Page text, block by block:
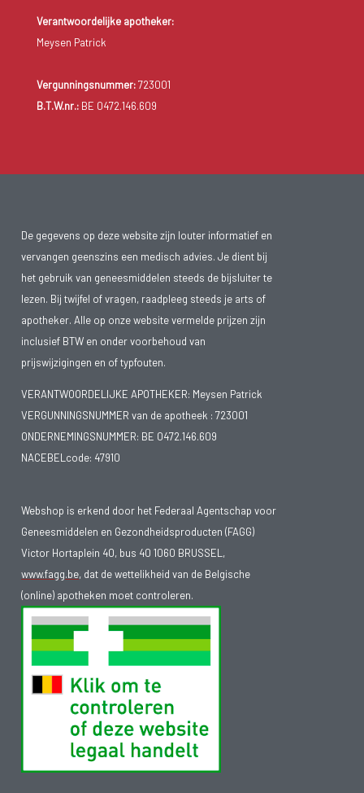
Verantwoordelijke apotheker:
Meysen Patrick
Vergunningsnummer:723001
B.T.W.nr.:BE 0472.146.609
De gegevens op deze website zijn louter informatief en
vervangen geenszins een medisch advies. Je dient bij
het gebruik van geneesmiddelen steeds de bijsluiter te
lezen. Bij twijfel of vragen, raadpleeg steeds je arts of
apotheker. Alle op onze website vermelde prijzen zijn
inclusief BTW en onder voorbehoud van
prijswijzigingen en of typfouten.
VERANTWOORDELIJKE APOTHEKER: Meysen Patrick
VERGUNNINGSNUMMER van de apotheek : 723001
ONDERNEMINGSNUMMER: BE 0472.146.609
NACEBELcode: 47910
Webshop is erkend door het Federaal Agentschap voor
Geneesmiddelen en Gezondheidsproducten (FAGG)
Victor Hortaplein 40, bus 40 1060 BRUSSEL,
www.fagg.be, dat de wettelikheid van de Belgische
(online) apotheken moet controleren.